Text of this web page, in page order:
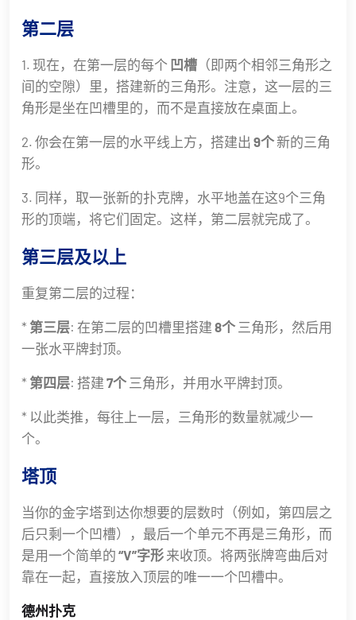
第二层
1. 现在，在第一层的每个 凹槽 （即两个相邻三角形之
间的空隙）里，搭建新的三角形。注意，这一层的三
角形是坐在凹槽里的，而不是直接放在桌面上。
2. 你会在第一层的水平线上方，搭建出 9个新的三角
形。
3. 同样，取一张新的扑克牌，水平地盖在这9个三角
形的顶端，将它们固定。这样，第二层就完成了。
第三层及以上
重复第二层的过程：
* 第三层: 在第二层的凹槽里搭建 8个 三角形，然后用
一张水平牌封顶。
* 第四层: 搭建 7个 三角形，并用水平牌封顶。
* 以此类推，每往上一层，三角形的数量就减少一
个。
塔顶
当你的金字塔到达你想要的层数时（例如，第四层之
后只剩一个凹槽），最后一个单元不再是三角形，而
是用一个简单的 “V”字形 来收顶。将两张牌弯曲后对
靠在一起，直接放入顶层的唯一一个凹槽中。
德州扑克